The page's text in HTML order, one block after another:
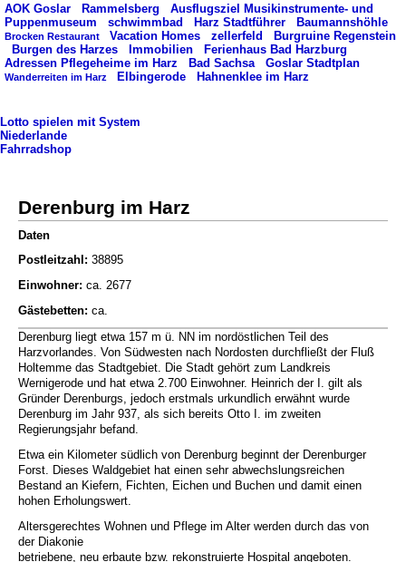
AOK Goslar Rammelsberg
Ausflugsziel Musikinstrumente- und
Puppenmuseum
schwimmbad Harz Stadtführer Baumannshöhle
Brocken Restaurant Vacation Homes zellerfeld
Burgruine Regenstein
Burgen des Harzes
Immobilien
Ferienhaus Bad Harzburg
Adressen Pflegeheime im Harz
Bad Sachsa Goslar Stadtplan
Wanderreiten im Harz Elbingerode Hahnenklee im Harz
Lotto spielen mit System
Niederlande
Fahrradshop
Derenburg im Harz
Daten
Postleitzahl: 38895
Einwohner: ca. 2677
Gästebetten: ca.
Derenburg liegt etwa 157 m ü. NN im nordöstlichen Teil des
Harzvorlandes. Von Südwesten nach Nordosten durchfließt der Fluß
Holtemme das Stadtgebiet. Die Stadt gehört zum Landkreis
Wernigerode und hat etwa 2.700 Einwohner. Heinrich der I. gilt als
Gründer Derenburgs, jedoch erstmals urkundlich erwähnt wurde
Derenburg im Jahr 937, als sich bereits Otto I. im zweiten
Regierungsjahr befand.
Etwa ein Kilometer südlich von Derenburg beginnt der Derenburger
Forst. Dieses Waldgebiet hat einen sehr abwechslungsreichen
Bestand an Kiefern, Fichten, Eichen und Buchen und damit einen
hohen Erholungswert.
Altersgerechtes Wohnen und Pflege im Alter werden durch das von
der Diakonie
betriebene, neu erbaute bzw. rekonstruierte Hospital angeboten.